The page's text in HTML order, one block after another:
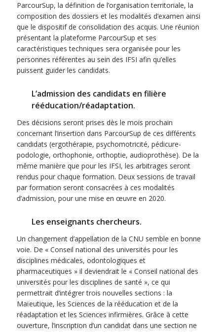
ParcourSup, la définition de l’organisation territoriale, la
composition des dossiers et les modalités d’examen ainsi
que le dispositif de consolidation des acquis. Une réunion
présentant la plateforme ParcourSup et ses
caractéristiques techniques sera organisée pour les
personnes référentes au sein des IFSI afin qu’elles
puissent guider les candidats.
L’admission des candidats en filière
rééducation/réadaptation.
Des décisions seront prises dès le mois prochain
concernant l’insertion dans ParcourSup de ces différents
candidats (ergothérapie, psychomotricité, pédicure-
podologie, orthophonie, orthoptie, audioprothèse). De la
même manière que pour les IFSI, les arbitrages seront
rendus pour chaque formation. Deux sessions de travail
par formation seront consacrées à ces modalités
d’admission, pour une mise en œuvre en 2020.
Les enseignants chercheurs.
Un changement d’appellation de la CNU semble en bonne
voie. De « Conseil national des universités pour les
disciplines médicales, odontologiques et
pharmaceutiques » il deviendrait le « Conseil national des
universités pour les disciplines de santé », ce qui
permettrait d’intégrer trois nouvelles sections : la
Maïeutique, les Sciences de la rééducation et de la
réadaptation et les Sciences infirmières. Grâce à cette
ouverture, l’inscription d’un candidat dans une section ne